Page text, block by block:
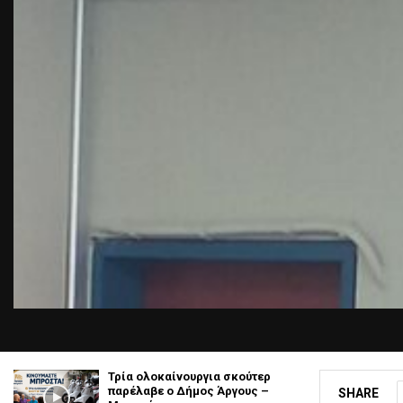
SHARE
Τρία ολοκαίνουργια σκούτερ
παρέλαβε o Δήμος Άργους –